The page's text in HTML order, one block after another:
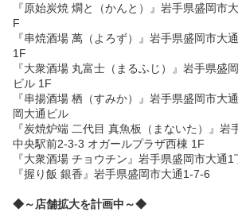
『原始炭焼 燗と（かんと）』岩手県盛岡市
F
『串焼酒場 萬（よろず）』岩手県盛岡市大
1F
『大衆酒場 丸富士（まるふじ）』岩手県盛
ビル 1F
『串揚酒場 栖（すみか）』岩手県盛岡市大
岡大通ビル
『炭焼炉端 二代目 真魚板（まないた）』岩
中央駅前2-3-3 オガールプラザ西棟 1F
『大衆酒場 チョウチン』岩手県盛岡市大通
『握り飯 銀香』岩手県盛岡市大通1-7-6
◆～店舗拡大を計画中～◆